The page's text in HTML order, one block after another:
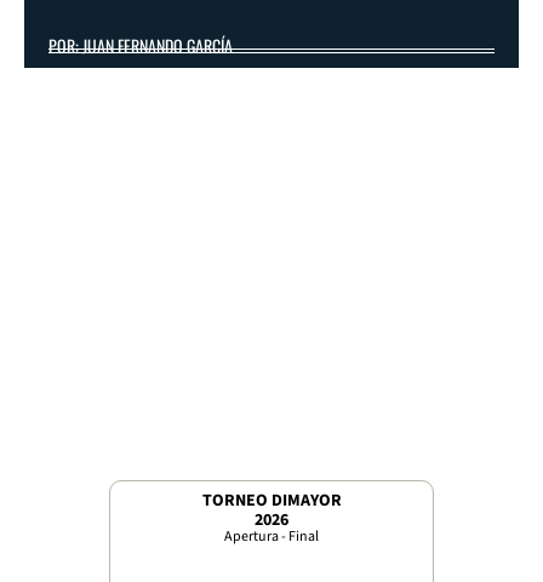
POR: JUAN FERNANDO GARCÍA
TORNEO DIMAYOR
2026
Apertura - Final